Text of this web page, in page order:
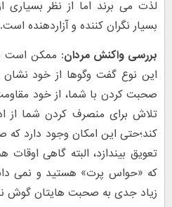
لذت می برند اما از نظر بسیاری
بسیار نگران کننده و آزاردهنده است.
بررسی واکنش مردان: ممکن است
این نوع گفت وگوها از خود
صحبت کردن با شما، از خود
تلاش برای منصرف کردن شما از
کند؛حتی این امکان وجود دارد که
تعویق بیندازد، البته گاهی
که «حواس پرت» هستید و نمی
زیاد جدی به صحبت هایتان گوش